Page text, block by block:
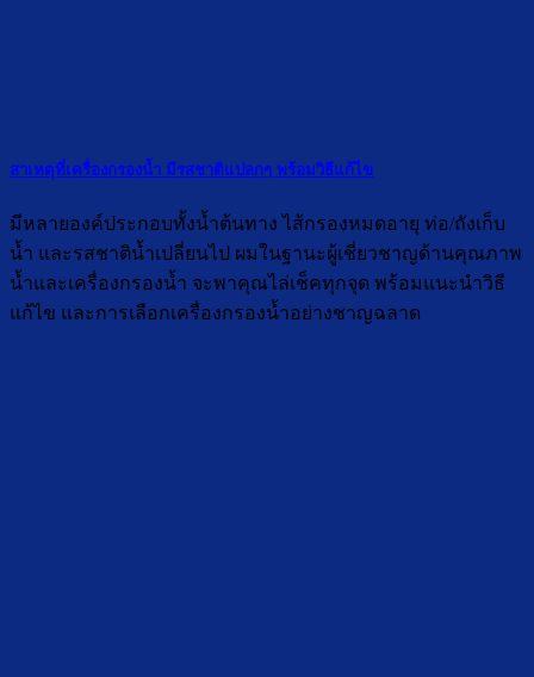
สาเหตุที่เครื่องกรองน้ำ มีรสชาติแปลกๆ พร้อมวิธีแก้ไข
มีหลายองค์ประกอบทั้งน้ำต้นทาง ไส้กรองหมดอายุ ท่อ/ถังเก็บ
น้ำ และรสชาติน้ำเปลี่ยนไป ผมในฐานะผู้เชี่ยวชาญด้านคุณภาพ
น้ำและเครื่องกรองน้ำ จะพาคุณไล่เช็คทุกจุด พร้อมแนะนำวิธี
แก้ไข และการเลือกเครื่องกรองน้ำอย่างชาญฉลาด